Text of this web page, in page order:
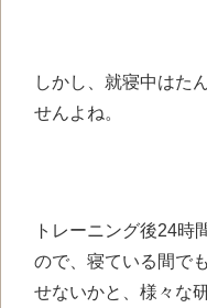
しかし、就寝中はた
せんよね。
トレーニング後24時
ので、寝ている間で
せないかと、様々な